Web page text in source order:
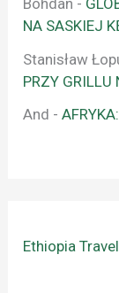
NA SASKIEJ
Stanisław
PRZY GRILLU
And -
Ethiopia